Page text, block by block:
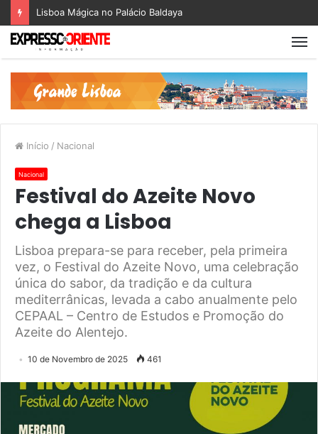
Lisboa Mágica no Palácio Baldaya
Início / Nacional
Nacional
Festival do Azeite Novo
chega a Lisboa
Lisboa prepara-se para receber, pela primeira
vez, o Festival do Azeite Novo, uma celebração
única do sabor, da tradição e da cultura
mediterrânicas, levada a cabo anualmente pelo
CEPAAL – Centro de Estudos e Promoção do
Azeite do Alentejo.
10 de Novembro de 2025 461